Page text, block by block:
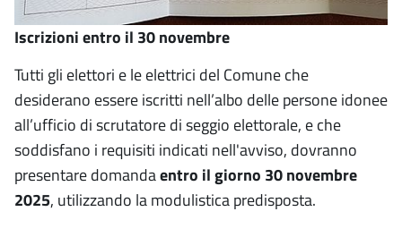
Iscrizioni entro il 30 novembre
Tutti gli elettori e le elettrici del Comune che
desiderano essere iscritti nell’albo delle persone idonee
all’ufficio di scrutatore di seggio elettorale, e che
soddisfano i requisiti indicati nell'avviso, dovranno
presentare domandaentro il giorno 30 novembre
2025, utilizzando la modulistica predisposta.